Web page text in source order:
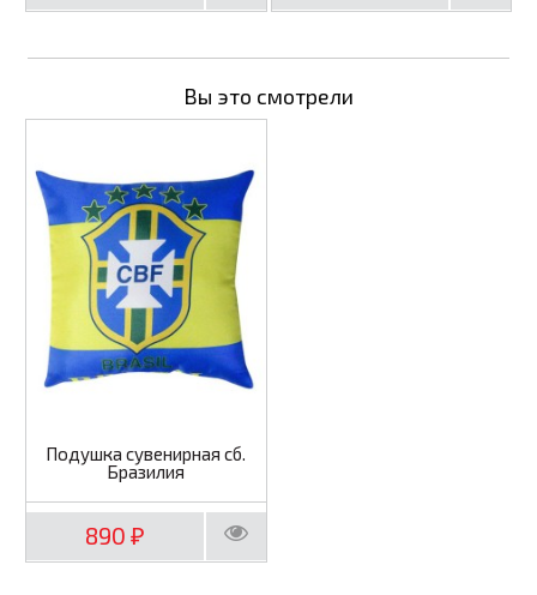
Вы это смотрели
Подушка сувенирная сб.
Бразилия
890 ₽